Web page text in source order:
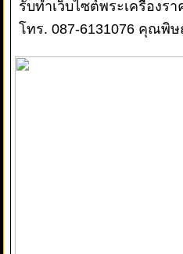
รับทำเว็บไซต์พระเครื่องรา
โทร. 087-6131076 คุณพิ